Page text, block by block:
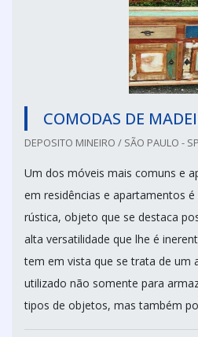
COMODAS DE
DEPOSITO MINEIRO / SÃO PAULO - SP
Um dos móveis mais comuns e
em residências e apartamentos
rústica, objeto que se destaca
alta versatilidade que lhe é
tem em vista que se trata de um
utilizado não somente para
tipos de objetos, mas também